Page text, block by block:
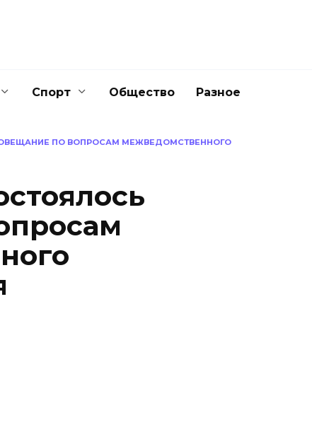
Спорт Общество Разное
ПО ВОПРОСАМ МЕЖВЕДОМСТВЕННОГО